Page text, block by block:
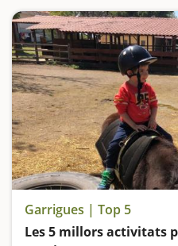
Garrigues | Top 5
Les 5 millors activitats